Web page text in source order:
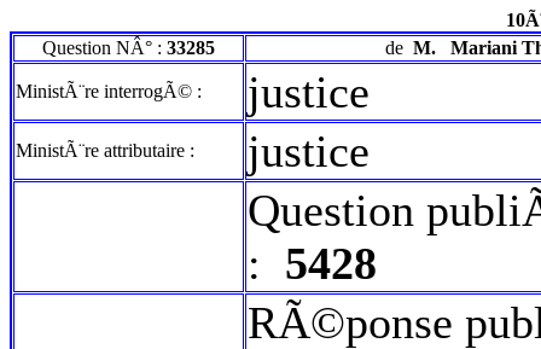
Question NÂ° : 33285 de M. Mariani
MinistÃ¨re interrogÃ© : justice
MinistÃ¨re attributaire :
justice
Question
: 5428
RÃ©ponse